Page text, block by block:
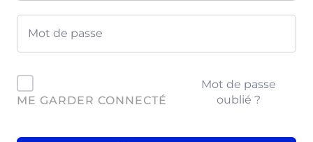
ME GARDER CONNECTÉ
Mot de passe
oublié ?